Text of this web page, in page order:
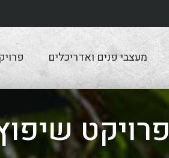
מעצבי פנים ואדריכלים
פרויקט